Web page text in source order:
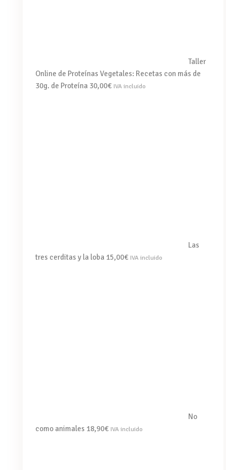
Taller
Online de Proteínas Vegetales: Recetas con más de
30g. de Proteína 30,00€ IVA incluido
Las
tres cerditas y la loba 15,00€ IVA incluido
No
como animales 18,90€ IVA incluido